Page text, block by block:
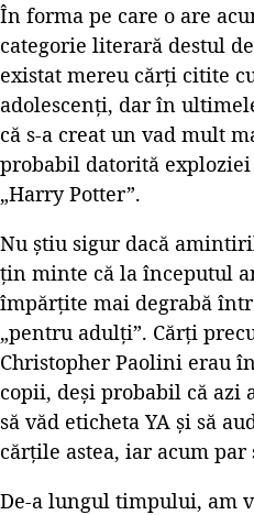
În forma pe care o are
categorie literară destul
existat mereu cărți citite
adolescenți, dar în
că s-a creat un vad mult
probabil datorită
„Harry Potter”.
Nu știu sigur dacă
țin minte că la începutul
împărțite mai degrabă
„pentru adulți”. Cărți
Christopher Paolini erau
copii, deși probabil că azi
să văd eticheta YA și să
cărțile astea, iar acum par
De-a lungul timpului, am